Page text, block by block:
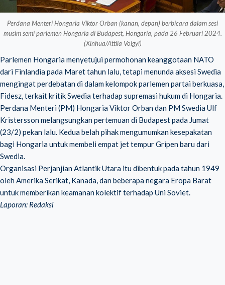
Perdana Menteri Hongaria Viktor Orban (kanan, depan) berbicara dalam sesi
musim semi parlemen Hongaria di Budapest, Hongaria, pada 26 Februari 2024.
(Xinhua/Attila Volgyi)
Parlemen Hongaria menyetujui permohonan keanggotaan NATO
dari Finlandia pada Maret tahun lalu, tetapi menunda aksesi Swedia
mengingat perdebatan di dalam kelompok parlemen partai berkuasa,
Fidesz, terkait kritik Swedia terhadap supremasi hukum di Hongaria.
Perdana Menteri (PM) Hongaria Viktor Orban dan PM Swedia Ulf
Kristersson melangsungkan pertemuan di Budapest pada Jumat
(23/2) pekan lalu. Kedua belah pihak mengumumkan kesepakatan
bagi Hongaria untuk membeli empat jet tempur Gripen baru dari
Swedia.
Organisasi Perjanjian Atlantik Utara itu dibentuk pada tahun 1949
oleh Amerika Serikat, Kanada, dan beberapa negara Eropa Barat
untuk memberikan keamanan kolektif terhadap Uni Soviet.
Laporan: Redaksi